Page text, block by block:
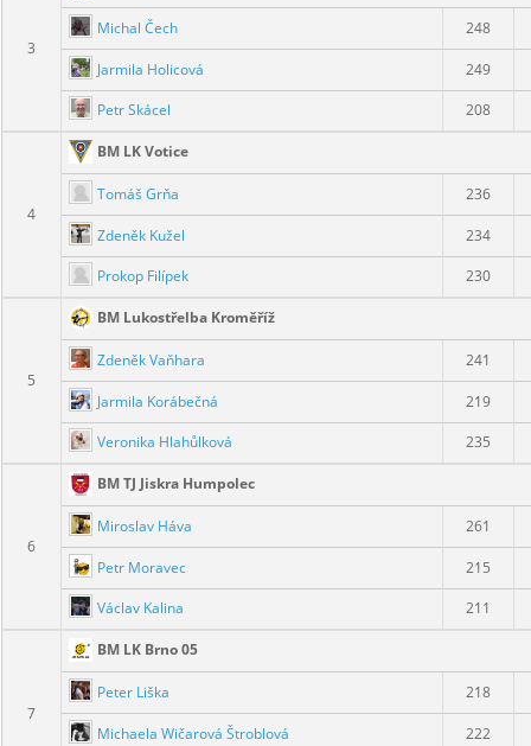
3
Michal Čech 248
Jarmila Holicová
249
Petr Skácel
208
4
BM LK Votice
Tomáš Grňa 236
Zdeněk Kužel
234
Prokop Filípek
230
5
BM Lukostřelba Kroměříž
Zdeněk Vaňhara 241
Jarmila Korábečná
219
Veronika Hlahůlková
235
6
BM TJ Jiskra Humpolec
Miroslav Háva 261
Petr Moravec
215
Václav Kalina
211
7
BM LK Brno 05
Peter Liška 218
Michaela Wičarová Štroblová 222